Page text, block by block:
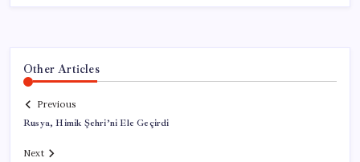
Other Articles
Previous
Rusya, Himik Şehri’ni Ele Geçirdi
Next